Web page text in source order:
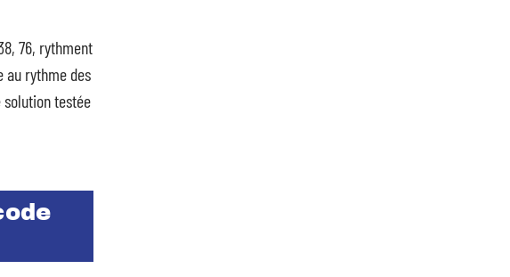
76, rythment
au rythme des
testée